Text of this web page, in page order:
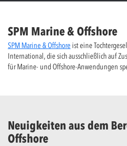
SPM Marine & Offshore
SPM Marine & Offshore ist eine
International, die sich ausschließlich auf
für Marine- und Offshore-Anwendungen
Neuigkeiten aus dem
Offshore